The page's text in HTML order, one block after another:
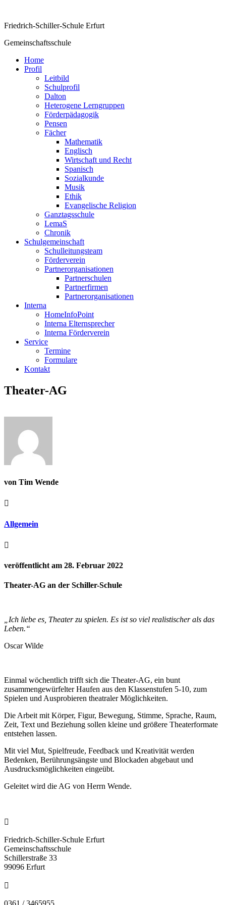
Friedrich-Schiller-Schule Erfurt
Gemeinschaftsschule
Home
Profil
Leitbild
Schulprofil
Dalton
Heterogene Lerngruppen
Förderpädagogik
Pensen
Fächer
Mathematik
Englisch
Wirtschaft und Recht
Spanisch
Sozialkunde
Musik
Ethik
Evangelische Religion
Ganztagsschule
LemaS
Chronik
Schulgemeinschaft
Schulleitungsteam
Förderverein
Partnerorganisationen
Partnerschulen
Partnerfirmen
Partnerorganisationen
Interna
HomeInfoPoint
Interna Elternsprecher
Interna Förderverein
Service
Termine
Formulare
Kontakt
Theater-AG
von Tim Wende

Allgemein

veröffentlicht am 28. Februar 2022
Theater-AG an der Schiller-Schule
„Ich liebe es, Theater zu spielen. Es ist so viel realistischer als das
Leben.“
Oscar Wilde
Einmal wöchentlich trifft sich die Theater-AG, ein bunt
zusammengewürfelter Haufen aus den Klassenstufen 5-10, zum
Spielen und Ausprobieren theatraler Möglichkeiten.
Die Arbeit mit Körper, Figur, Bewegung, Stimme, Sprache, Raum,
Zeit, Text und Beziehung sollen kleine und größere Theaterformate
entstehen lassen.
Mit viel Mut, Spielfreude, Feedback und Kreativität werden
Bedenken, Berührungsängste und Blockaden abgebaut und
Ausdrucksmöglichkeiten eingeübt.
Geleitet wird die AG von Herrn Wende.

Friedrich-Schiller-Schule Erfurt
Gemeinschaftsschule
Schillerstraße 33
99096 Erfurt
